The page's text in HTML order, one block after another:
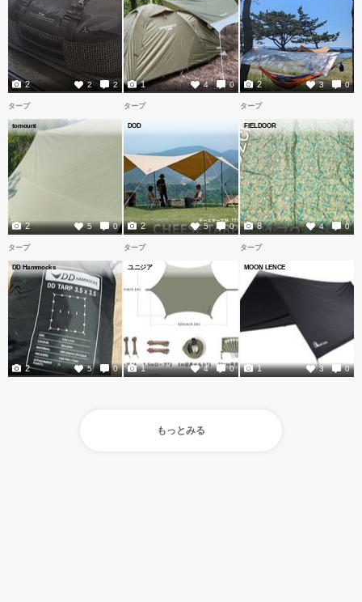
2 2
2 4 0
1 3 0
2
タープ
tomount
5 0
2
タープ
DOD
5 0
2
タープ
FIELDOOR
4 0
8
タープ
DD Hammocks
5 0
2
タープ
ユニジア
4 0
1
タープ
MOON LENCE
3 0
1
もっとみる